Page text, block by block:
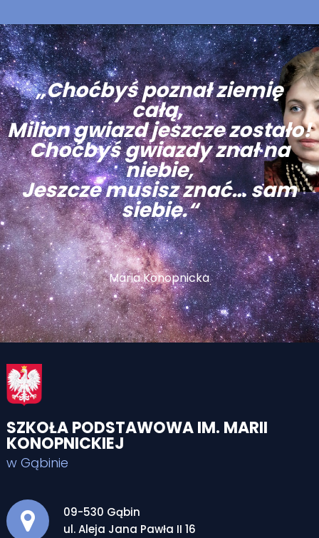
„Choćbyś poznał ziemię
całą,
Milion gwiazd jeszcze zostało!
Choćbyś gwiazdy znał na
niebie,
Jeszcze musisz znać… sam
siebie.“
Maria Konopnicka
SZKOŁA PODSTAWOWA IM. MARII
KONOPNICKIEJ
w Gąbinie
Adres pocztowy:
09-530 Gąbin
ul. Aleja Jana Pawła II 16